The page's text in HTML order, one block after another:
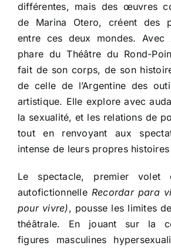
différentes, mais des œuvres
de Marina Otero, créent des
entre ces deux mondes. Avec
phare du Théâtre du Rond-
fait de son corps, de son
de celle de l’Argentine des
artistique. Elle explore avec
la sexualité, et les relations de
tout en renvoyant aux
intense de leurs propres
Le spectacle, premier
autofictionnelle Recordar para
pour vivre), pousse les limites
théâtrale. En jouant sur la
figures masculines